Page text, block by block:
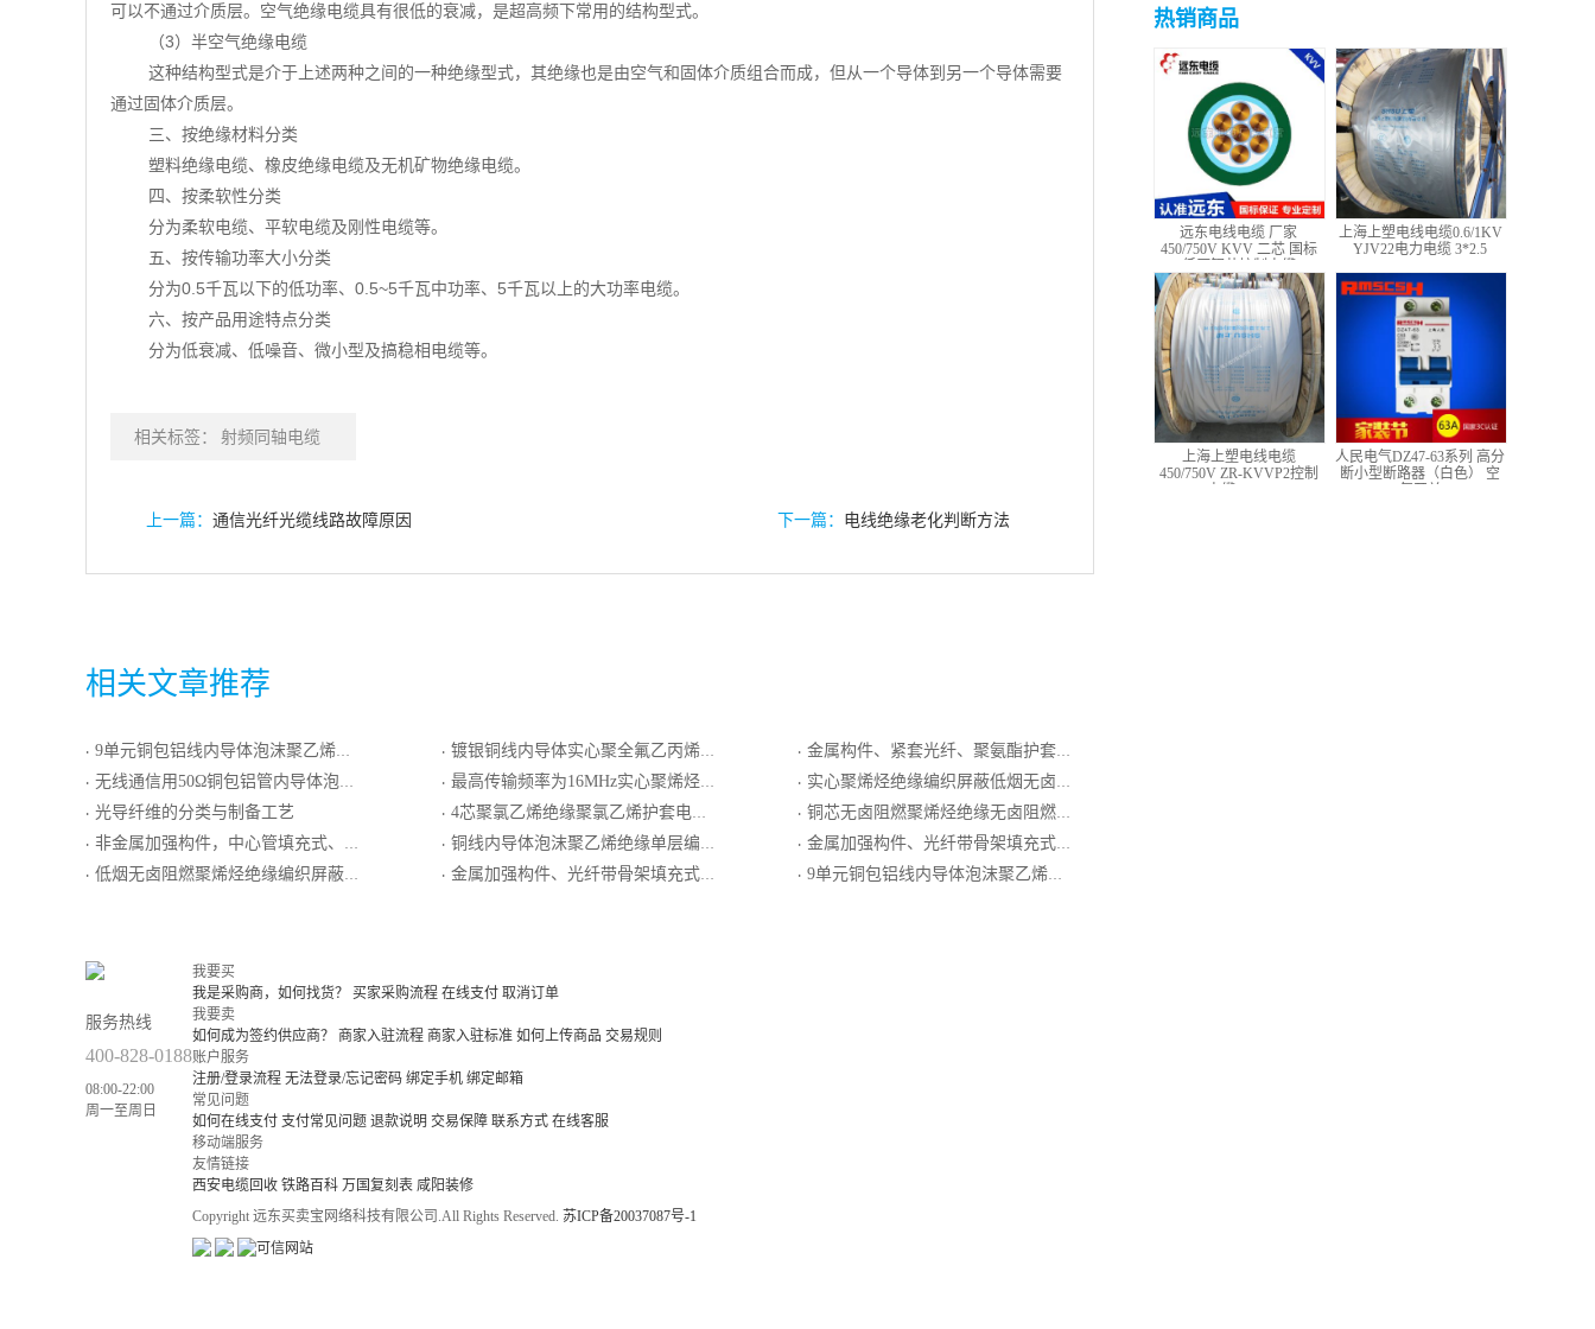
可以不通过介质层。空气绝缘电缆具有很低的衰减，是超高频下常用的结构型式。
（3）半空气绝缘电缆
这种结构型式是介于上述两种之间的一种绝缘型式，其绝缘也是由空气和固体介质组合而成，但从一个导体到另一个导体需要
通过固体介质层。
三、按绝缘材料分类
塑料绝缘电缆、橡皮绝缘电缆及无机矿物绝缘电缆。
四、按柔软性分类
分为柔软电缆、平软电缆及刚性电缆等。
五、按传输功率大小分类
分为0.5千瓦以下的低功率、0.5~5千瓦中功率、5千瓦以上的大功率电缆。
六、按产品用途特点分类
分为低衰减、低噪音、微小型及搞稳相电缆等。
相关标签： 射频同轴电缆
上一篇： 通信光纤光缆线路故障原因 下一篇： 电线绝缘老化判断方法
相关文章推荐
· 9单元铜包铝线内导体泡沫聚乙烯绝缘铝塑复合编织外导体低烟无卤阻燃聚烯烃护套集束同轴电缆
· 无线通信用50Ω铜包铝管内导体泡沫聚乙烯绝缘环形皱纹铝管外导体阻燃聚乙烯护套同轴射频电缆
· 光导纤维的分类与制备工艺
· 非金属加强构件，中心管填充式、阻燃聚乙烯护套、自承式通信用室外光缆
· 低烟无卤阻燃聚烯烃绝缘编织屏蔽低烟无卤阻燃聚烯烃护套最高传输频率100MHz(双工）数字通信用水平对绞电缆
· 镀银铜线内导体实心聚全氟乙丙烯内层聚乙烯外层绝缘双层编织屏蔽外导体聚氯乙烯护套局用同轴电缆
· 最高传输频率为16MHz实心聚烯烃绝缘聚氯乙烯护套屏蔽型xDSL传输的引入电缆
· 4芯聚氯乙烯绝缘聚氯乙烯护套电话软线
· 铜线内导体泡沫聚乙烯绝缘单层编织屏蔽外导体低烟无卤阻燃聚烯烃护套局用同轴电缆
· 金属加强构件、光纤带骨架填充式、钢－聚乙烯粘结护套、单细圆钢丝铠装、聚乙烯套通信用室外光缆GYDGTS33
· 金属构件、紧套光纤、聚氨酯护套室内设备互联用光缆GJIJU
· 实心聚烯烃绝缘编织屏蔽低烟无卤阻燃聚烯烃护套最高传输频率16MHz数字通信用水平对绞电缆
· 铜芯无卤阻燃聚烯烃绝缘无卤阻燃聚烯烃护套成端电缆
· 金属加强构件、光纤带骨架填充式、铝－聚乙烯粘结护套、纵包皱纹钢带铠装、聚局烯套通信用室外光缆
· 9单元铜包铝线内导体泡沫聚乙烯绝缘铝塑复合编织外导体聚乙烯护套集束同轴电缆
热销商品
远东电线电缆 厂家
450/750V KVV 二芯 国标
上海上塑电线电缆0.6/1KV
YJV22电力电缆 3*2.5
上海上塑电线电缆
450/750V ZR-KVVP2控制
人民电气DZ47-63系列 高分
断小型断路器（白色） 空
服务热线
400-828-0188
08:00-22:00
周一至周日
我要买
我是采购商，如何找货？
买家采购流程 在线支付 取消订单
我要卖
如何成为签约供应商？
商家入驻流程 商家入驻标准 如何上传商品 交易规则
账户服务
注册/登录流程 无法登录/忘记密码 绑定手机 绑定邮箱
常见问题
如何在线支付 支付常见问题 退款说明 交易保障 联系方式 在线客服
移动端服务
友情链接
西安电缆回收 铁路百科 万国复刻表 咸阳装修
Copyright 远东买卖宝网络科技有限公司.All Rights Reserved. 苏ICP备20037087号-1